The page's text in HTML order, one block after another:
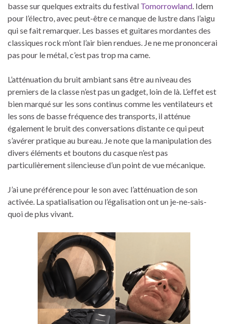
basse sur quelques extraits du festival Tomorrowland . Idem
pour l’électro, avec peut-être ce manque de lustre dans l’aigu
qui se fait remarquer. Les basses et guitares mordantes des
classiques rock m’ont l’air bien rendues. Je ne me prononcerai
pas pour le métal, c’est pas trop ma came.
L’atténuation du bruit ambiant sans être au niveau des
premiers de la classe n’est pas un gadget, loin de là. L’effet est
bien marqué sur les sons continus comme les ventilateurs et
les sons de basse fréquence des transports, il atténue
également le bruit des conversations distante ce qui peut
s’avérer pratique au bureau. Je note que la manipulation des
divers éléments et boutons du casque n’est pas
particulièrement silencieuse d’un point de vue mécanique.
J’ai une préférence pour le son avec l’atténuation de son
activée. La spatialisation ou l’égalisation ont un je-ne-sais-
quoi de plus vivant.